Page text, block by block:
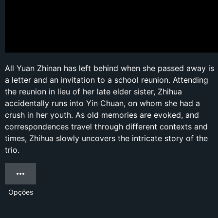
All Yuan Zhinan has left behind when she passed away is
a letter and an invitation to a school reunion. Attending
the reunion in lieu of her late elder sister, Zhihua
accidentally runs into Yin Chuan, on whom she had a
crush in her youth. As old memories are evoked, and
correspondences travel through different contexts and
times, Zhihua slowly uncovers the intricate story of the
trio.
Opções